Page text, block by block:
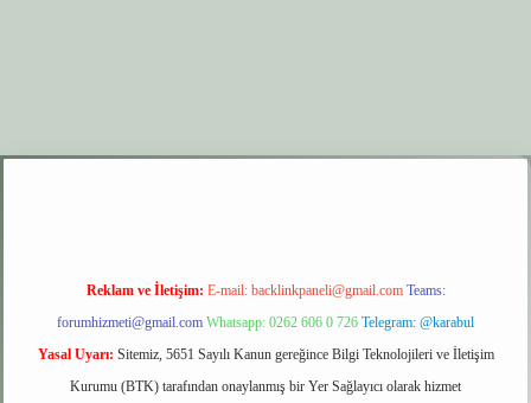
elexbet giriş
Reklam ve İletişim: E-mail: backlinkpaneli@gmail.com Teams:
forumhizmeti@gmail.com Whatsapp: 0262 606 0 726 Telegram: @karabul
Yasal Uyarı: Sitemiz, 5651 Sayılı Kanun gereğince Bilgi Teknolojileri ve İletişim
Kurumu (BTK) tarafından onaylanmış bir Yer Sağlayıcı olarak hizmet